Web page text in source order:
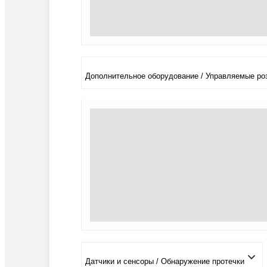
Дополнительное оборудование / Управляемые
Датчики и сенсоры / Обнаружение протечки